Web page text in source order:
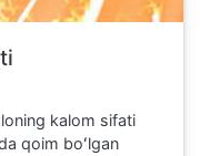
kalom sifati
qoim boʻlgan